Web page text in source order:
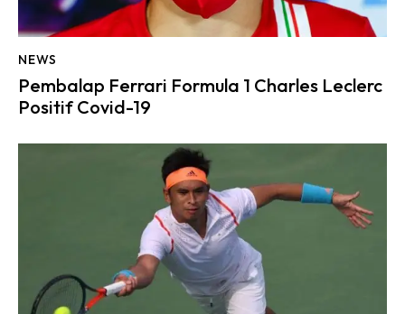
NEWS
Pembalap Ferrari Formula 1 Charles Leclerc
Positif Covid-19